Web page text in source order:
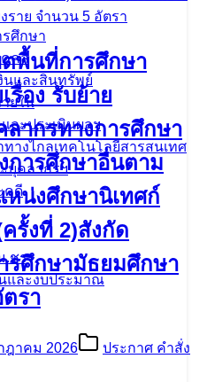
รศึกษา
คคล
นและสินทรัพย์
ยใน
ละประเมินผลฯ
ทางไกลเทคโนโลยีสารสนเทศ
บุคลากรฯ
คดี
.ชร
และงบประมาณ
ตพื้นที่การศึกษา
รื่อง รับย้าย
ากรทางการศึกษา
การศึกษาอื่นตาม
หน่งศึกษานิเทศก์
รั้งที่ 2)สังกัด
รศึกษามัธยมศึกษา
ตรา
ฎาคม 2026
ประกาศ คำสั่ง